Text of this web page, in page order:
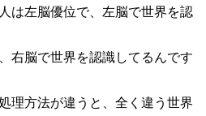
は左脳優位で、左脳で世界を認
右脳で世界を認識してるんです
理方法が違うと、全く違う世界